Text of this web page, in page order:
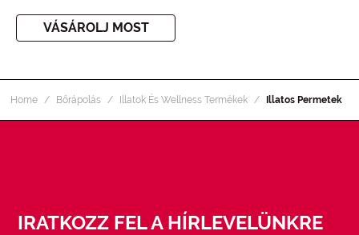
VÁSÁROLJ MOST
Home Bőrápolás Illatok És Wellness Termékek Illatos Permetek
IRATKOZZ FEL A HÍRLEVELÜNKRE